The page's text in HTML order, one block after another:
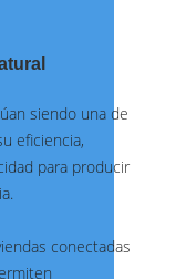
siendo una de
eficiencia,
para producir
conectadas